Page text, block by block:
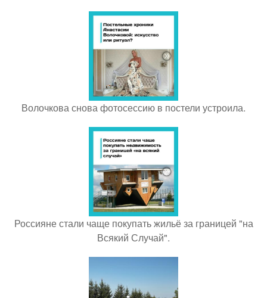
Волочкова снова фотосессию в постели устроила.
Россияне стали чаще покупать жильё за границей "на
Всякий Случай".